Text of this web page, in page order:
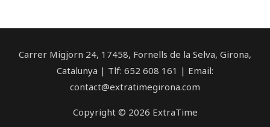
Carrer Migjorn 24, 17458, Fornells de la Selva, Girona,
Catalunya | Tlf: 652 608 161 | Email:
contact@extratimegirona.com
Copyright © 2026 ExtraTime